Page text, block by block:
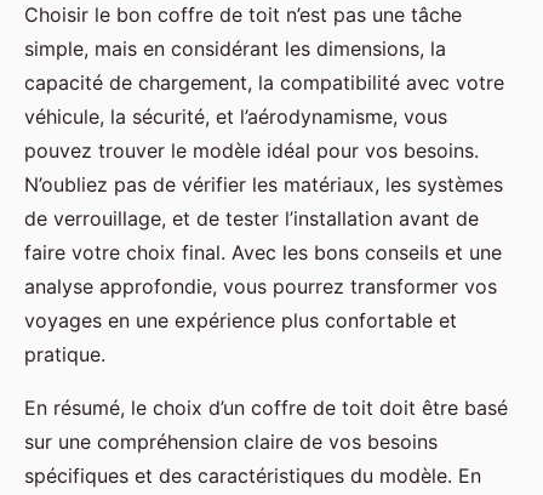
Choisir le bon coffre de toit n’est pas une tâche
simple, mais en considérant les dimensions, la
capacité de chargement, la compatibilité avec votre
véhicule, la sécurité, et l’aérodynamisme, vous
pouvez trouver le modèle idéal pour vos besoins.
N’oubliez pas de vérifier les matériaux, les systèmes
de verrouillage, et de tester l’installation avant de
faire votre choix final. Avec les bons conseils et une
analyse approfondie, vous pourrez transformer vos
voyages en une expérience plus confortable et
pratique.
En résumé, le choix d’un coffre de toit doit être basé
sur une compréhension claire de vos besoins
spécifiques et des caractéristiques du modèle. En